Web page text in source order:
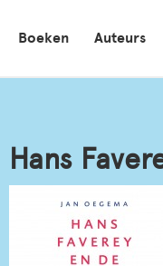
Boeken Auteurs
Hans